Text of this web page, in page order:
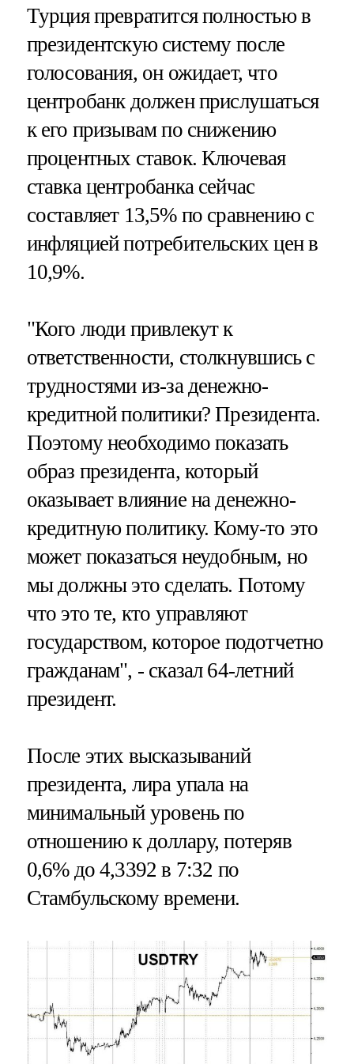
Турция превратится полностью в
президентскую систему после
голосования, он ожидает, что
центробанк должен прислушаться
к его призывам по снижению
процентных ставок. Ключевая
ставка центробанка сейчас
составляет 13,5% по сравнению с
инфляцией потребительских цен в
10,9%.
"Кого люди привлекут к
ответственности, столкнувшись с
трудностями из-за денежно-
кредитной политики? Президента.
Поэтому необходимо показать
образ президента, который
оказывает влияние на денежно-
кредитную политику. Кому-то это
может показаться неудобным, но
мы должны это сделать. Потому
что это те, кто управляют
государством, которое подотчетно
гражданам", - сказал 64-летний
президент.
После этих высказываний
президента, лира упала на
минимальный уровень по
отношению к доллару, потеряв
0,6% до 4,3392 в 7:32 по
Стамбульскому времени.